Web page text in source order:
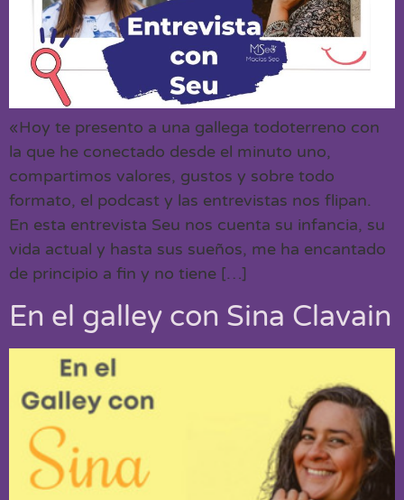
«Hoy te presento a una gallega todoterreno con
la que he conectado desde el minuto uno,
compartimos valores, gustos y sobre todo
formato, el podcast y las entrevistas nos flipan.
En esta entrevista Seu nos cuenta su infancia, su
vida actual y hasta sus sueños, me ha encantado
de principio a fin y no tiene […]
En el galley con Sina Clavain